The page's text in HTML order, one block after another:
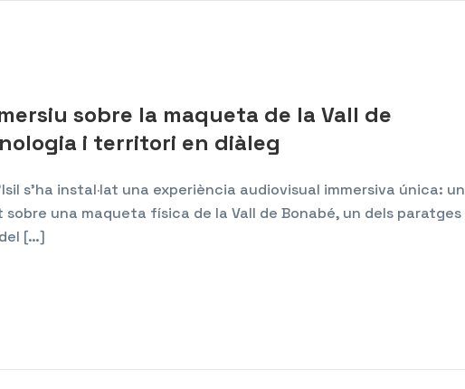
sobre la maqueta de la Vall de
i territori en diàleg
s’ha instal·lat una experiència audiovisual immersiva única: un
una maqueta física de la Vall de Bonabé, un dels paratges
[…]